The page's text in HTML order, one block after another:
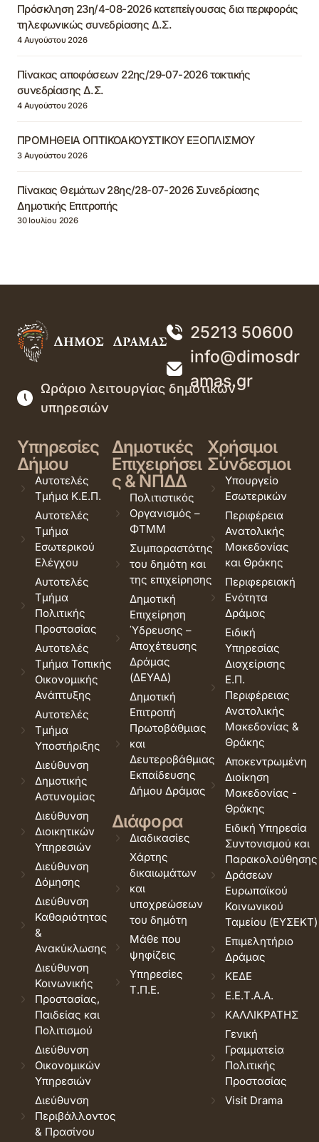
Πρόσκληση 23η/4-08-2026 κατεπείγουσας δια περιφοράς
τηλεφωνικώς συνεδρίασης Δ.Σ.
4 Αυγούστου 2026
Πίνακας αποφάσεων 22ης/29-07-2026 τακτικής
συνεδρίασης Δ.Σ.
4 Αυγούστου 2026
ΠΡΟΜΗΘΕΙΑ ΟΠΤΙΚΟΑΚΟΥΣΤΙΚΟΥ ΕΞΟΠΛΙΣΜΟΥ
3 Αυγούστου 2026
Πίνακας Θεμάτων 28ης/28-07-2026 Συνεδρίασης
Δημοτικής Επιτροπής
30 Ιουλίου 2026
25213 50600
info@dimosdr
amas.gr
Ωράριο λειτουργίας δημοτικών
υπηρεσιών
Υπηρεσίες
Δήμου
Αυτοτελές
Τμήμα Κ.Ε.Π.
Αυτοτελές
Τμήμα
Εσωτερικού
Ελέγχου
Αυτοτελές
Τμήμα
Πολιτικής
Προστασίας
Αυτοτελές
Τμήμα Τοπικής
Οικονομικής
Ανάπτυξης
Αυτοτελές
Τμήμα
Υποστήριξης
Διεύθυνση
Δημοτικής
Αστυνομίας
Διεύθυνση
Διοικητικών
Υπηρεσιών
Διεύθυνση
Δόμησης
Διεύθυνση
Καθαριότητας
&
Ανακύκλωσης
Διεύθυνση
Κοινωνικής
Προστασίας,
Παιδείας και
Πολιτισμού
Διεύθυνση
Οικονομικών
Υπηρεσιών
Διεύθυνση
Περιβάλλοντος
& Πρασίνου
Δημοτικές
Επιχειρήσει
ς & ΝΠΔΔ
Πολιτιστικός
Οργανισμός –
ΦΤΜΜ
Συμπαραστάτης
του δημότη και
της επιχείρησης
Δημοτική
Επιχείρηση
Ύδρευσης –
Αποχέτευσης
Δράμας
(ΔΕΥΑΔ)
Δημοτική
Επιτροπή
Πρωτοβάθμιας
και
Δευτεροβάθμιας
Εκπαίδευσης
Δήμου Δράμας
Διάφορα
Διαδικασίες
Χάρτης
δικαιωμάτων
και
υποχρεώσεων
του δημότη
Μάθε που
ψηφίζεις
Υπηρεσίες
Τ.Π.Ε.
Χρήσιμοι
Σύνδεσμοι
Υπουργείο
Εσωτερικών
Περιφέρεια
Ανατολικής
Μακεδονίας
και Θράκης
Περιφερειακή
Ενότητα
Δράμας
Ειδική
Υπηρεσίας
Διαχείρισης
Ε.Π.
Περιφέρειας
Ανατολικής
Μακεδονίας &
Θράκης
Αποκεντρωμένη
Διοίκηση
Μακεδονίας -
Θράκης
Ειδική Υπηρεσία
Συντονισμού και
Παρακολούθησης
Δράσεων
Ευρωπαϊκού
Κοινωνικού
Ταμείου (ΕΥΣΕΚΤ)
Επιμελητήριο
Δράμας
ΚΕΔΕ
Ε.Ε.Τ.Α.Α.
ΚΑΛΛΙΚΡΑΤΗΣ
Γενική
Γραμματεία
Πολιτικής
Προστασίας
Visit Drama